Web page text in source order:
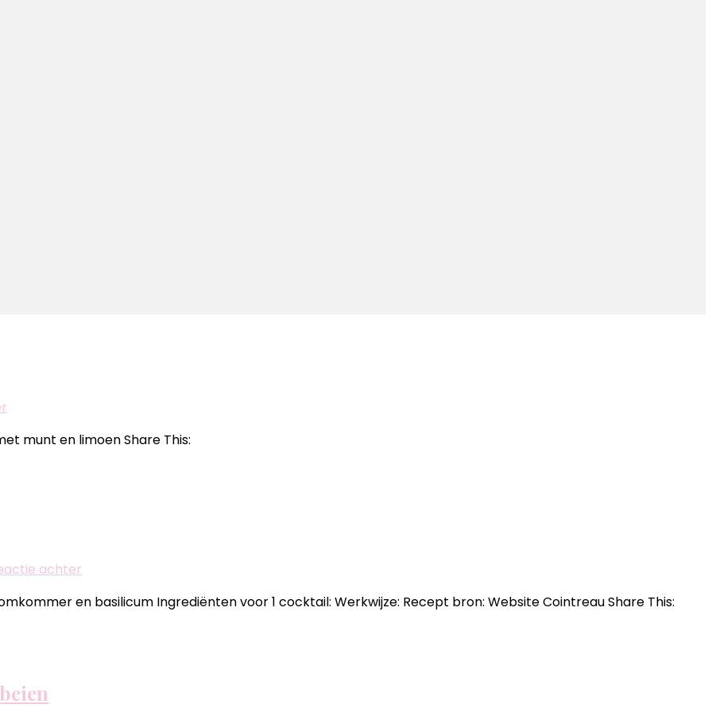
Mintmunt en limoen Share This:
achter
Fizz
en basilicum Ingrediënten voor 1 cocktail: Werkwijze: Recept bron: Website Cointreau Share This: